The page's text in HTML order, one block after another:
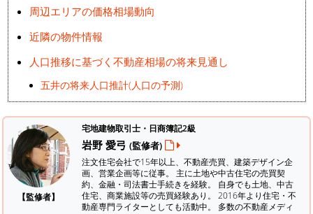
周辺エリアの価格相場動向
近隣の物件情報
人口推移に基づく不動産相場の将来見通し
五井の将来人口推計(人口の予測)
【監修者】
宅地建物取引士・日商簿記2級
岩野 愛弓 (監修者)
注文住宅会社で15年以上、不動産売買、建築デザイン企
画、営業企画等に従事。 主に土地や中古住宅の売買契
約、金融・司法書士手続きを経験。 自身でも土地、中古
住宅、商業施設等の売買経験あり。 2016年より住宅・不
動産専門ライターとしても活動中。 多数の不動産メディ